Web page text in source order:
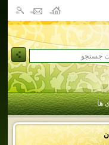
ها